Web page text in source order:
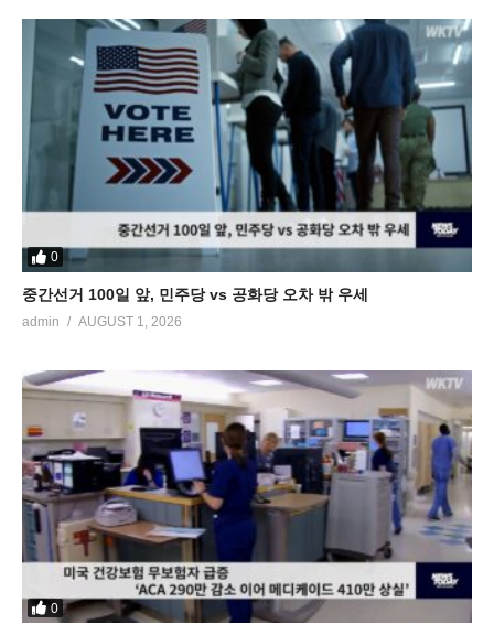
0
중간선거 100일 앞, 민주당 vs 공화당 오차 밖 우세
admin AUGUST 1, 2026
0